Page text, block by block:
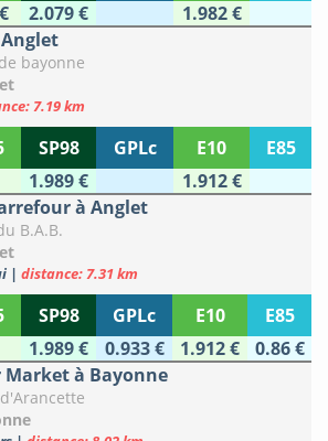
2.079 €
1.982 €
bayonne
7.19 km
SP98 GPLc E10
E85
1.989 €
1.912 €
à Anglet
B.A.B.
| distance: 7.31 km
SP98 GPLc E10
E85
1.989 € 0.933 € 1.912 €
0.86 €
Market à Bayonne